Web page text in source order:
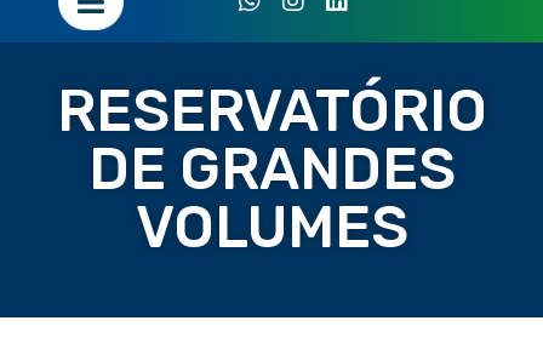
RESERVATÓRIO
DE GRANDES
VOLUMES